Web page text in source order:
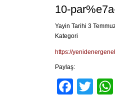
10-
Yayin Tarihi 3
Kategori
https://
Paylaş: